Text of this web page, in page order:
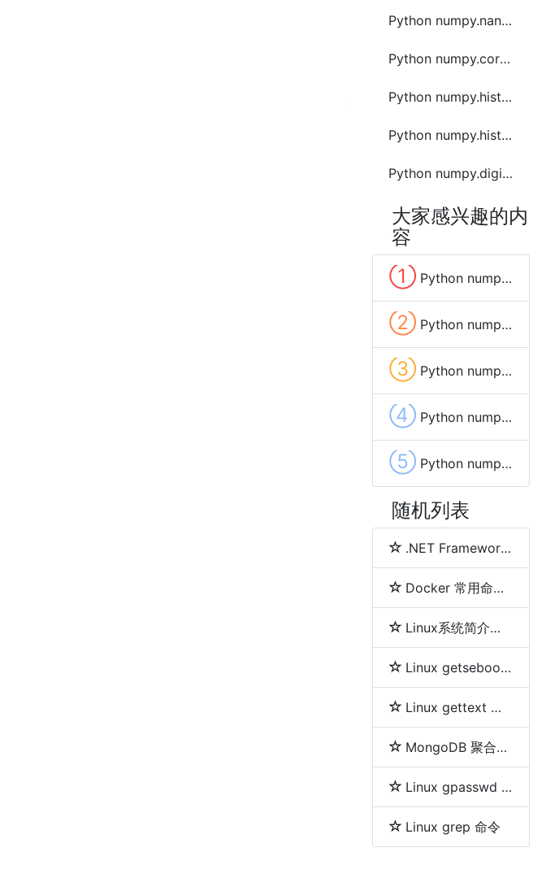
Python numpy.nanvar函数方法的使用
Python numpy.correlate函数方法的使用
Python numpy.histogram函数方法的使用
Python numpy.histogramdd函数方法的使用
Python numpy.digitize函数方法的使用
大家感兴趣的内
容
① Python numpy.full函数方法的使用
② Python numpy.fromfile函数方法的使用
③ Python numpy.ones函数方法的使用
④ Python numpy.zeros_like函数方法的使用
⑤ Python numpy.cross函数方法的使用
随机列表
.NET Framework、.NET Core、.NET 5、.NET 6和.NET 7 简介及区别
Docker 常用命令详解
Linux系统简介及各发行版之间区别
Linux getsebool 命令
Linux gettext 命令
MongoDB 聚合分组等及删除重复数据的方法
Linux gpasswd 命令
Linux grep 命令